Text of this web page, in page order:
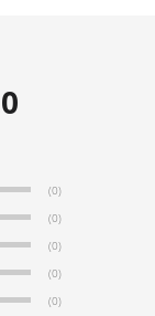
(0)
(0)
(0)
(0)
(0)